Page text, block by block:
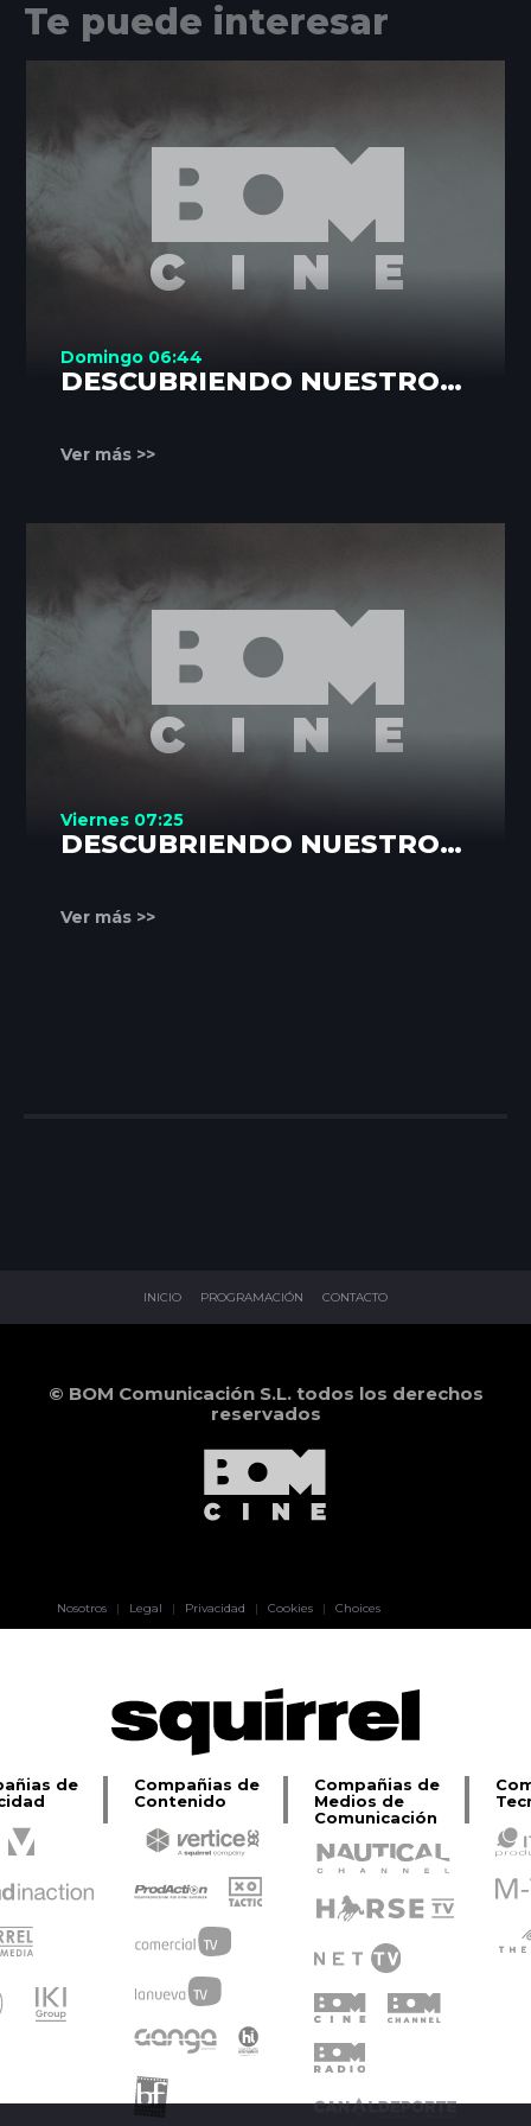
Te puede interesar
Domingo 06:44
DESCUBRIENDO NUESTROS
Ver más >>
Viernes 07:25
DESCUBRIENDO NUESTROS
Ver más >>
INICIO PROGRAMACIÓN CONTACTO
© BOM Comunicación S.L. todos los derechos
reservados
Nosotros | Legal | Privacidad | Cookies | Choices
de
Compañias de
Contenido
Compañias de
Medios de
Comunicación